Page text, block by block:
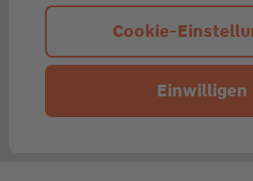
Cookie-
Einwilligen